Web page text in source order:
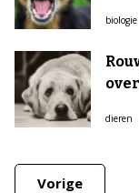
biologie
dieren
Vorige